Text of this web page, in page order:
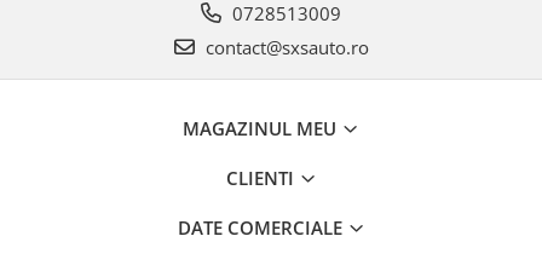
0728513009
contact@sxsauto.ro
MAGAZINUL MEU
CLIENTI
DATE COMERCIALE